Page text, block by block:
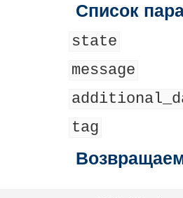
Список
state
message
tag